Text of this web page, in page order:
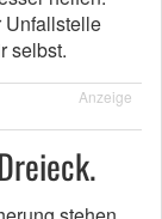
Unfallstelle
selbst.
Anzeige